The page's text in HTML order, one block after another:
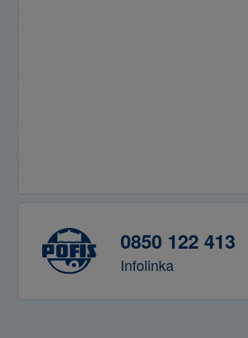
0850 122 413
Infolinka